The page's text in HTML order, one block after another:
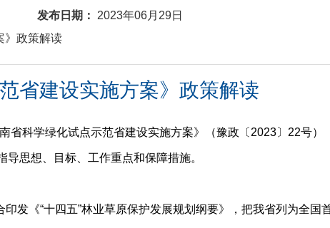
发布日期：
2023年06月29日
》政策解读
省建设实施方案》政策解读
省科学绿化试点示范省建设实施方案》（豫政〔2023〕22号）
思想、目标、工作重点和保障措施。
发《“十四五”林业草原保护发展规划纲要》，把我省列为全国